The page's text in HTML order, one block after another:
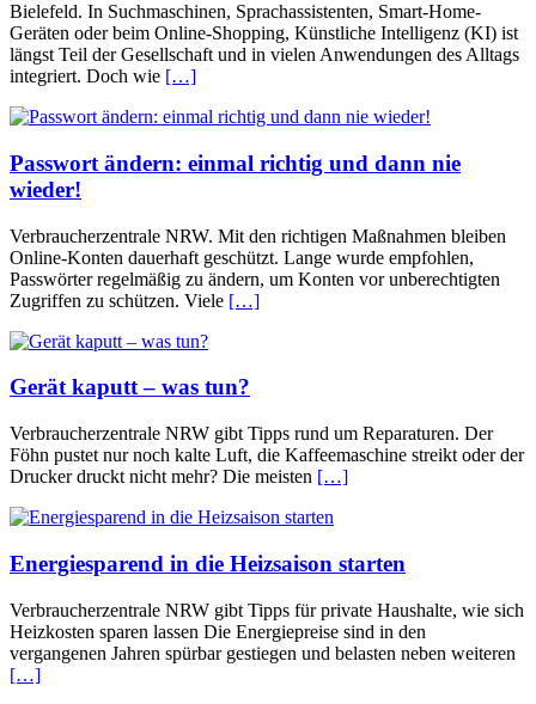
Bielefeld. In Suchmaschinen, Sprachassistenten, Smart-Home-
Geräten oder beim Online-Shopping, Künstliche Intelligenz (KI) ist
längst Teil der Gesellschaft und in vielen Anwendungen des Alltags
integriert. Doch wie […]
Passwort ändern: einmal richtig und dann nie
wieder!
Verbraucherzentrale NRW. Mit den richtigen Maßnahmen bleiben
Online-Konten dauerhaft geschützt. Lange wurde empfohlen,
Passwörter regelmäßig zu ändern, um Konten vor unberechtigten
Zugriffen zu schützen. Viele […]
Gerät kaputt – was tun?
Verbraucherzentrale NRW gibt Tipps rund um Reparaturen. Der
Föhn pustet nur noch kalte Luft, die Kaffeemaschine streikt oder der
Drucker druckt nicht mehr? Die meisten […]
Energiesparend in die Heizsaison starten
Verbraucherzentrale NRW gibt Tipps für private Haushalte, wie sich
Heizkosten sparen lassen Die Energiepreise sind in den
vergangenen Jahren spürbar gestiegen und belasten neben weiteren
[…]